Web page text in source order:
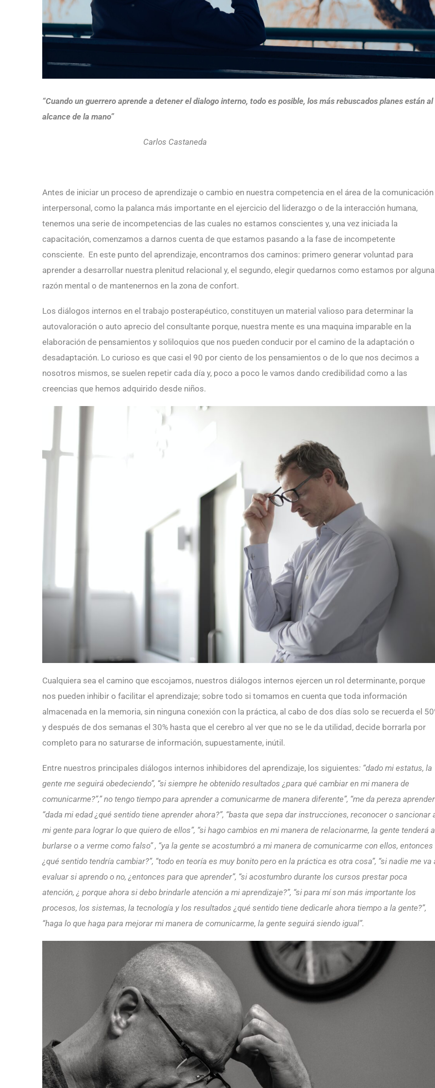
“Cuando un guerrero aprende a detener el dialogo interno, todo es posible, los más rebuscados planes están al
alcance de la mano”
Carlos Castaneda
Antes de iniciar un proceso de aprendizaje o cambio en nuestra competencia en el área de la comunicación
interpersonal, como la palanca más importante en el ejercicio del liderazgo o de la interacción humana,
tenemos una serie de incompetencias de las cuales no estamos conscientes y, una vez iniciada la
capacitación, comenzamos a darnos cuenta de que estamos pasando a la fase de incompetente
consciente. En este punto del aprendizaje, encontramos dos caminos: primero generar voluntad para
aprender a desarrollar nuestra plenitud relacional y, el segundo, elegir quedarnos como estamos por alguna
razón mental o de mantenernos en la zona de confort.
Los diálogos internos en el trabajo posterapéutico, constituyen un material valioso para determinar la
autovaloración o auto aprecio del consultante porque, nuestra mente es una maquina imparable en la
elaboración de pensamientos y soliloquios que nos pueden conducir por el camino de la adaptación o
desadaptación. Lo curioso es que casi el 90 por ciento de los pensamientos o de lo que nos decimos a
nosotros mismos, se suelen repetir cada día y, poco a poco le vamos dando credibilidad como a las
creencias que hemos adquirido desde niños.
Cualquiera sea el camino que escojamos, nuestros diálogos internos ejercen un rol determinante, porque
nos pueden inhibir o facilitar el aprendizaje; sobre todo si tomamos en cuenta que toda información
almacenada en la memoria, sin ninguna conexión con la práctica, al cabo de dos días solo se recuerda el
y después de dos semanas el 30% hasta que el cerebro al ver que no se le da utilidad, decide borrarla por
completo para no saturarse de información, supuestamente, inútil.
Entre nuestros principales diálogos internos inhibidores del aprendizaje, los siguientes: “dado mi estatus, la
gente me seguirá obedeciendo”, “si siempre he obtenido resultados ¿para qué cambiar en mi manera de
comunicarme?”,” no tengo tiempo para aprender a comunicarme de manera diferente”, “me da pereza
“dada mi edad ¿qué sentido tiene aprender ahora?”, “basta que sepa dar instrucciones, reconocer o sancionar
mi gente para lograr lo que quiero de ellos”, “si hago cambios en mi manera de relacionarme, la gente tenderá a
burlarse o a verme como falso” , “ya la gente se acostumbró a mi manera de comunicarme con ellos, entonces
¿qué sentido tendría cambiar?”, “todo en teoría es muy bonito pero en la práctica es otra cosa”, “si nadie me va
evaluar si aprendo o no, ¿entonces para que aprender”, “si acostumbro durante los cursos prestar poca
atención, ¿ porque ahora si debo brindarle atención a mi aprendizaje?”, “si para mí son más importante los
procesos, los sistemas, la tecnología y los resultados ¿qué sentido tiene dedicarle ahora tiempo a la gente?”,
“haga lo que haga para mejorar mi manera de comunicarme, la gente seguirá siendo igual”.